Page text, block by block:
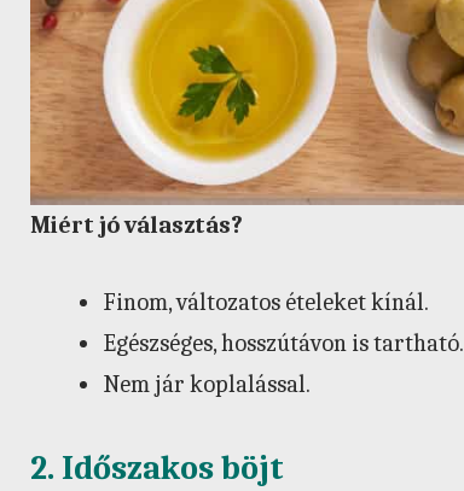
Miért jó választás?
Finom, változatos ételeket kínál.
Egészséges, hosszútávon is tartható.
Nem jár koplalással.
2. Időszakos böjt